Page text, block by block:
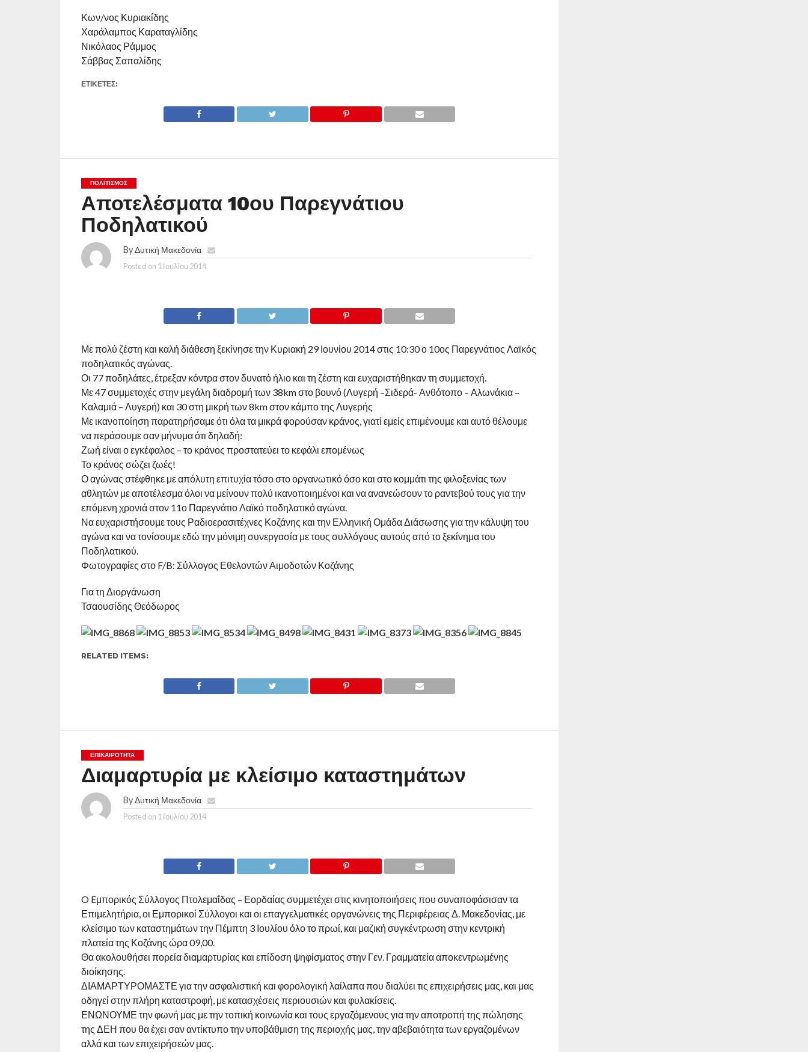
Κων/νος Κυριακίδης
Χαράλαμπος Καραταγλίδης
Νικόλαος Ράμμος
Σάββας Σαπαλίδης
ΕΤΙΚΕΤΕΣ:
ΠΟΛΙΤΙΣΜΌΣ
Αποτελέσματα 10ου Παρεγνάτιου
Ποδηλατικού
ByΔυτική Μακεδονία
Posted on 1 Ιουλίου 2014
Με πολύ ζέστη και καλή διάθεση ξεκίνησε την Κυριακή 29 Ιουνίου 2014 στις 10:30 ο 10ος Παρεγνάτιος Λαϊκός
ποδηλατικός αγώνας.
Οι 77 ποδηλάτες, έτρεξαν κόντρα στον δυνατό ήλιο και τη ζέστη και ευχαριστήθηκαν τη συμμετοχή.
Με 47 συμμετοχές στην μεγάλη διαδρομή των 38km στο βουνό (Λυγερή –Σιδερά- Ανθότοπο – Αλωνάκια –
Καλαμιά – Λυγερή) και 30 στη μικρή των 8km στον κάμπο της Λυγερής
Με ικανοποίηση παρατηρήσαμε ότι όλα τα μικρά φορούσαν κράνος, γιατί εμείς επιμένουμε και αυτό θέλουμε
να περάσουμε σαν μήνυμα ότι δηλαδή:
Ζωή είναι ο εγκέφαλος – το κράνος προστατεύει το κεφάλι επομένως
Το κράνος σώζει ζωές!
Ο αγώνας στέφθηκε με απόλυτη επιτυχία τόσο στο οργανωτικό όσο και στο κομμάτι της φιλοξενίας των
αθλητών με αποτέλεσμα όλοι να μείνουν πολύ ικανοποιημένοι και να ανανεώσουν το ραντεβού τους για την
επόμενη χρονιά στον 11ο Παρεγνάτιο Λαϊκό ποδηλατικό αγώνα.
Να ευχαριστήσουμε τους Ραδιοερασιτέχνες Κοζάνης και την Ελληνική Ομάδα Διάσωσης για την κάλυψη του
αγώνα και να τονίσουμε εδώ την μόνιμη συνεργασία με τους συλλόγους αυτούς από το ξεκίνημα του
Ποδηλατικού.
Φωτογραφίες στο F/B: Σύλλογος Εθελοντών Αιμοδοτών Κοζάνης
Για τη Διοργάνωση
Τσαουσίδης Θεόδωρος
RELATED ITEMS:
ΕΠΙΚΑΙΡΟΤΗΤΑ
Διαμαρτυρία με κλείσιμο καταστημάτων
ByΔυτική Μακεδονία
Posted on 1 Ιουλίου 2014
O Eμπορικός Σύλλογος Πτολεμαΐδας – Εορδαίας συμμετέχει στις κινητοποιήσεις που συναποφάσισαν τα
Επιμελητήρια, οι Εμπορικοί Σύλλογοι και οι επαγγελματικές οργανώνεις της Περιφέρειας Δ. Μακεδονίας, με
κλείσιμο των καταστημάτων την Πέμπτη 3 Ιουλίου όλο το πρωί, και μαζική συγκέντρωση στην κεντρική
πλατεία της Κοζάνης ώρα 09,00.
Θα ακολουθήσει πορεία διαμαρτυρίας και επίδοση ψηφίσματος στην Γεν. Γραμματεία αποκεντρωμένης
διοίκησης.
ΔΙΑΜΑΡΤΥΡΟΜΑΣΤΕ για την ασφαλιστική και φορολογική λαίλαπα που διαλύει τις επιχειρήσεις μας, και μας
οδηγεί στην πλήρη καταστροφή, με κατασχέσεις περιουσιών και φυλακίσεις.
ΕΝΩΝΟΥΜΕ την φωνή μας με την τοπική κοινωνία και τους εργαζόμενους για την αποτροπή της πώλησης
της ΔΕΗ που θα έχει σαν αντίκτυπο την υποβάθμιση της περιοχής μας, την αβεβαιότητα των εργαζομένων
αλλά και των επιχειρήσεών μας.